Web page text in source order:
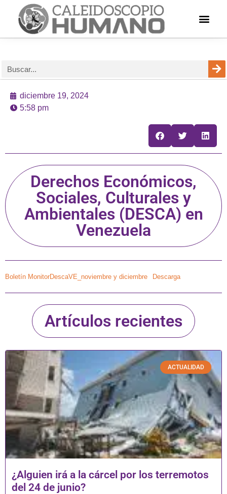
diciembre 19, 2024
5:58 pm
Derechos Económicos,
Sociales, Culturales y
Ambientales (DESCA) en
Venezuela
Boletín MonitorDescaVE_noviembre y diciembre Descarga
Artículos recientes
ACTUALIDAD
¿Alguien irá a la cárcel por los terremotos
del 24 de junio?